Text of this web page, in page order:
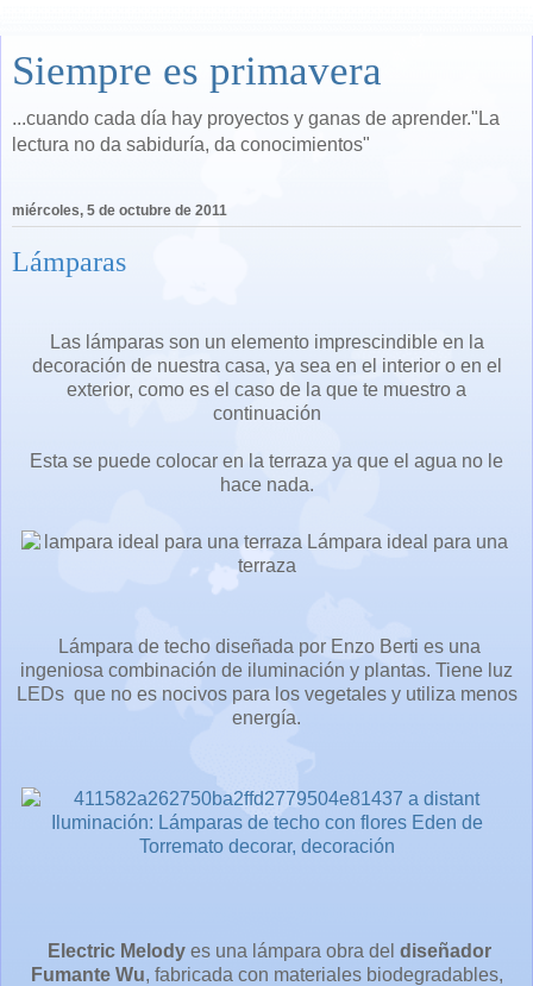
Siempre es primavera
...cuando cada día hay proyectos y ganas de aprender."La
lectura no da sabiduría, da conocimientos"
miércoles, 5 de octubre de 2011
Lámparas
Las lámparas son un elemento imprescindible en la
decoración de nuestra casa, ya sea en el interior o en el
exterior, como es el caso de la que te muestro a
continuación
Esta se puede colocar en la terraza ya que el agua no le
hace nada.
Lámpara de techo diseñada por Enzo Berti es una
ingeniosa combinación de iluminación y plantas. Tiene luz
LEDs que no es nocivos para los vegetales y utiliza menos
energía.
Electric Melodyes una lámpara obra del diseñador
Fumante Wu, fabricada con materiales biodegradables,